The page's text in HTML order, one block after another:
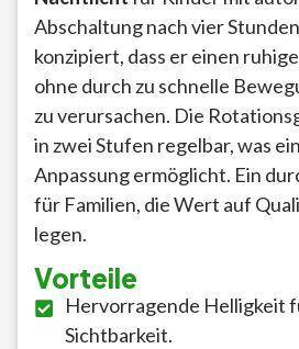
Abschaltung nach vier
konzipiert, dass er einen
ohne durch zu schnelle
zu verursachen. Die
in zwei Stufen regelbar, was
Anpassung ermöglicht. Ein
für Familien, die Wert auf
legen.
Vorteile
Hervorragende Helligkeit
Sichtbarkeit.